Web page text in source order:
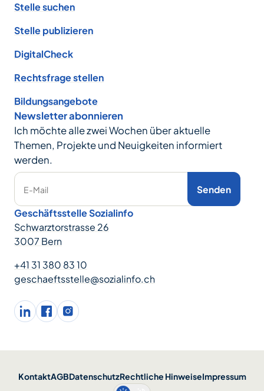
Stelle suchen
Stelle publizieren
DigitalCheck
Rechtsfrage stellen
Bildungsangebote
Newsletter abonnieren
Ich möchte alle zwei Wochen über aktuelle
Themen, Projekte und Neuigkeiten informiert
werden.
E-Mail Senden
Geschäftsstelle Sozialinfo
Schwarztorstrasse 26
3007 Bern
+41 31 380 83 10
geschaeftsstelle@sozialinfo.ch
LinkedInfacebookInstagram
KontaktAGBDatenschutzRechtliche HinweiseImpressum